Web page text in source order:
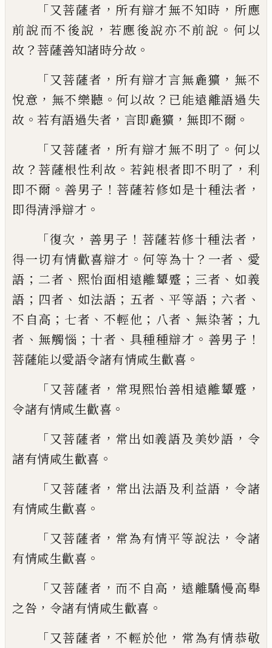
「又菩薩者 ， 所有辯才無不知時 ， 所應
前說而不後說 ， 若應後說亦不前說 。 何以
故 ？ 菩薩善知諸時分故 。
「又菩薩者 ， 所有辯才言無麁獷 ， 無不
悅意 ， 無不樂聽 。何以故 ？ 已能遠離語過失
故 。 若有語過失者 ， 言即麁獷 ， 無即不爾 。
「又菩薩者 ， 所有辯才無不明了 。 何以
故 ？ 菩薩根性利故 。 若鈍根者即不明了 ， 利
即不爾 。 善男子 ！ 菩薩若修如是十種法者 ，
即得清淨辯才 。
「復次 ， 善男子 ！ 菩薩若修十種法者 ，
得一切有情歡喜辯才 。何等為十 ？ 一者 、 愛
語 ； 二者 、 熙怡面相遠離顰蹙 ； 三者 、 如義
語 ； 四者 、 如法語 ； 五者 、平等語 ； 六者 、
不自高 ； 七者 、 不輕他 ； 八者 、 無染著 ； 九
者 、 無觸惱 ； 十者 、 具種種辯才 。 善男子 ！
菩薩能以愛語令諸有情咸生歡喜 。
「又菩薩者 ， 常現熙怡善相遠離顰蹙 ，
令諸有情咸生歡喜 。
「又菩薩者 ， 常出如義語及美妙語 ， 令
諸有情咸生歡喜 。
「又菩薩者 ， 常出法語及利益語 ， 令諸
有情咸生歡喜 。
「又菩薩者 ， 常為有情平等說法 ， 令諸
有情咸生歡喜 。
「又菩薩者 ， 而不自高 ， 遠離驕慢高舉
之咎 ， 令諸有情咸生歡喜 。
「又菩薩者 ，不輕於他 ， 常為有情恭敬